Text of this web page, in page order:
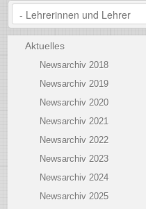
Aktuelles
Newsarchiv 2018
Newsarchiv 2019
Newsarchiv 2020
Newsarchiv 2021
Newsarchiv 2022
Newsarchiv 2023
Newsarchiv 2024
Newsarchiv 2025